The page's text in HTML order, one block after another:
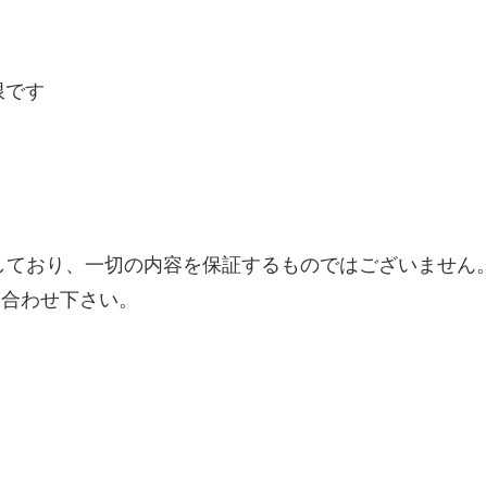
す
おり、一切の内容を保証するものではございません。
わせ下さい。